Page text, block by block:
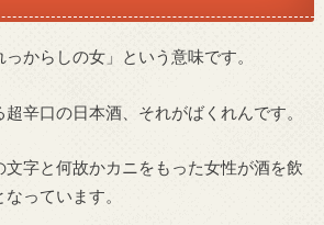
からしの女」という意味です。
辛口の日本酒、それがばくれんです。
文字と何故かカニをもった女性が酒を飲
っています。